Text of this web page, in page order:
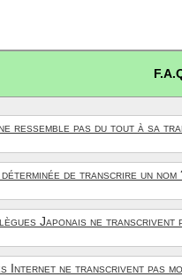
ressemble pas du tout à sa
de transcrire un nom
Japonais ne transcrivent
Internet ne transcrivent pas